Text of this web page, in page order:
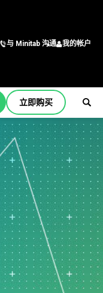
与 Minitab 沟通 我的帐户
按职能/角色
工程
商业分析师
信息技术
供应链
客户服务和联系中心
人力资源
营销数据分析
研发
立即购买